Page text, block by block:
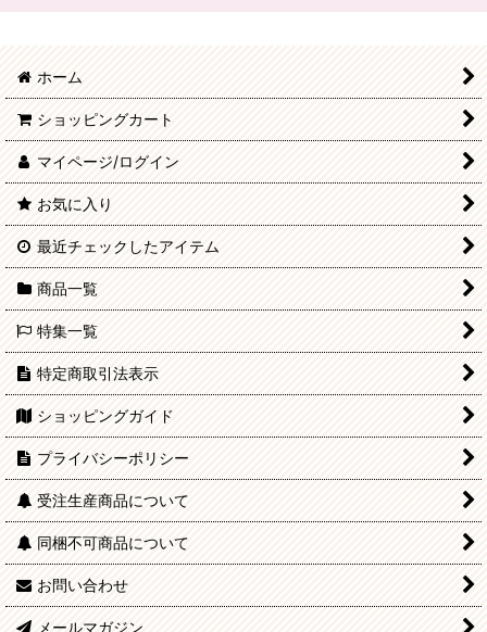
ホーム
ショッピングカート
マイページ/ログイン
お気に入り
最近チェックしたアイテム
商品一覧
特集一覧
特定商取引法表示
ショッピングガイド
プライバシーポリシー
受注生産商品について
同梱不可商品について
お問い合わせ
メールマガジン